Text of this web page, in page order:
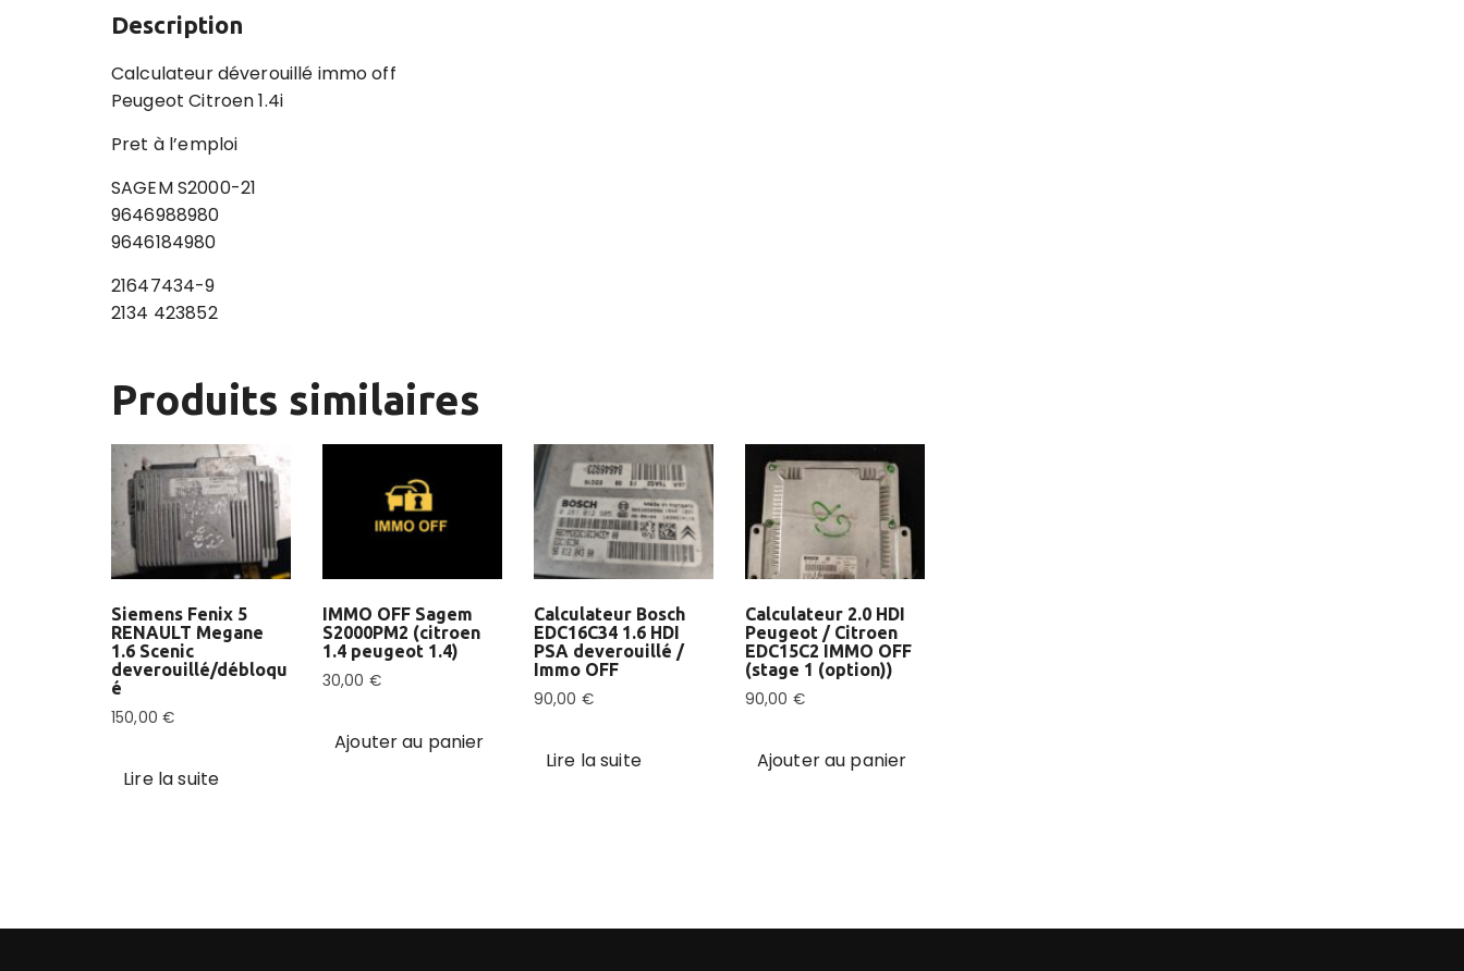
Description
Calculateur déverouillé immo off
Peugeot Citroen 1.4i
Pret à l’emploi
SAGEM S2000-21
9646988980
9646184980
21647434-9
2134 423852
Produits similaires
Siemens Fenix 5
RENAULT Megane
1.6 Scenic
deverouillé/débloqu
é
150,00€
Lire la suite
IMMO OFF Sagem
S2000PM2 (citroen
1.4 peugeot 1.4)
30,00 €
Ajouter au panier
Calculateur Bosch
EDC16C34 1.6 HDI
PSA deverouillé /
Immo OFF
90,00 €
Lire la suite
Calculateur 2.0 HDI
Peugeot / Citroen
EDC15C2 IMMO OFF
(stage 1 (option))
90,00 €
Ajouter au panier